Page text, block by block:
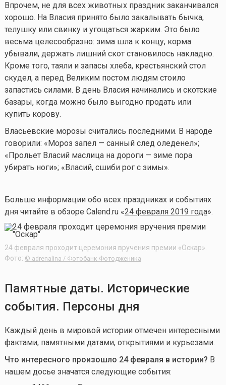
Впрочем, не для всех животных праздник заканчивался
хорошо. На Власия принято было закалывать бычка,
телушку или свинку и угощаться жарким. Это было
весьма целесообразно: зима шла к концу, корма
убывали, держать лишний скот становилось накладно.
Кроме того, таяли и запасы хлеба, крестьянский стол
скудел, а перед Великим постом людям стоило
запастись силами. В день Власия начинались и скотские
базары, когда можно было выгодно продать или
купить корову.
Власьевские морозы считались последними. В народе
говорили: «Мороз запел — санный след оледенел»;
«Прольет Власий маслица на дороги — зиме пора
убирать ноги»; «Власий, сшиби рог с зимы».
Больше информации обо всех праздниках и событиях
дня читайте в обзоре Calend.ru «24 февраля 2019 года».
24 февраля проходит церемония вручения премии «Оскар».
Фото: © adrenalina / Фотобанк Фотодженика
Памятные даты. Исторические
события. Персоны дня
Каждый день в мировой истории отмечен интересными
фактами, памятными датами, открытиями и курьезами.
Что интересного произошло 24 февраля в истории? В
нашем досье значатся следующие события: